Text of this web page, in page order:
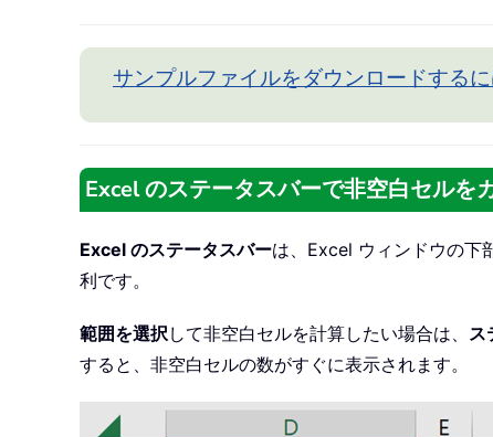
サンプルファイルをダウンロードする
Excel のステータスバーで非空白セルを
Excel のステータスバーは、Excel ウィンドウの下
利です。
範囲を選択して非空白セルを計算したい場合は、 ス
すると、非空白セルの数がすぐに表示されます。